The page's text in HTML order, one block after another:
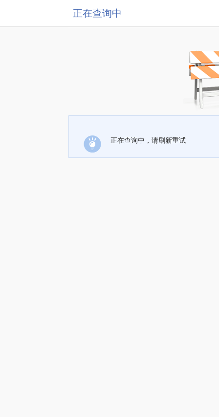
正在查询中
正在查询中，请刷新重试